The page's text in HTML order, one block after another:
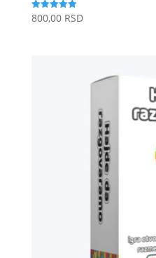
Ocenjeno
sa
800,00 RSD